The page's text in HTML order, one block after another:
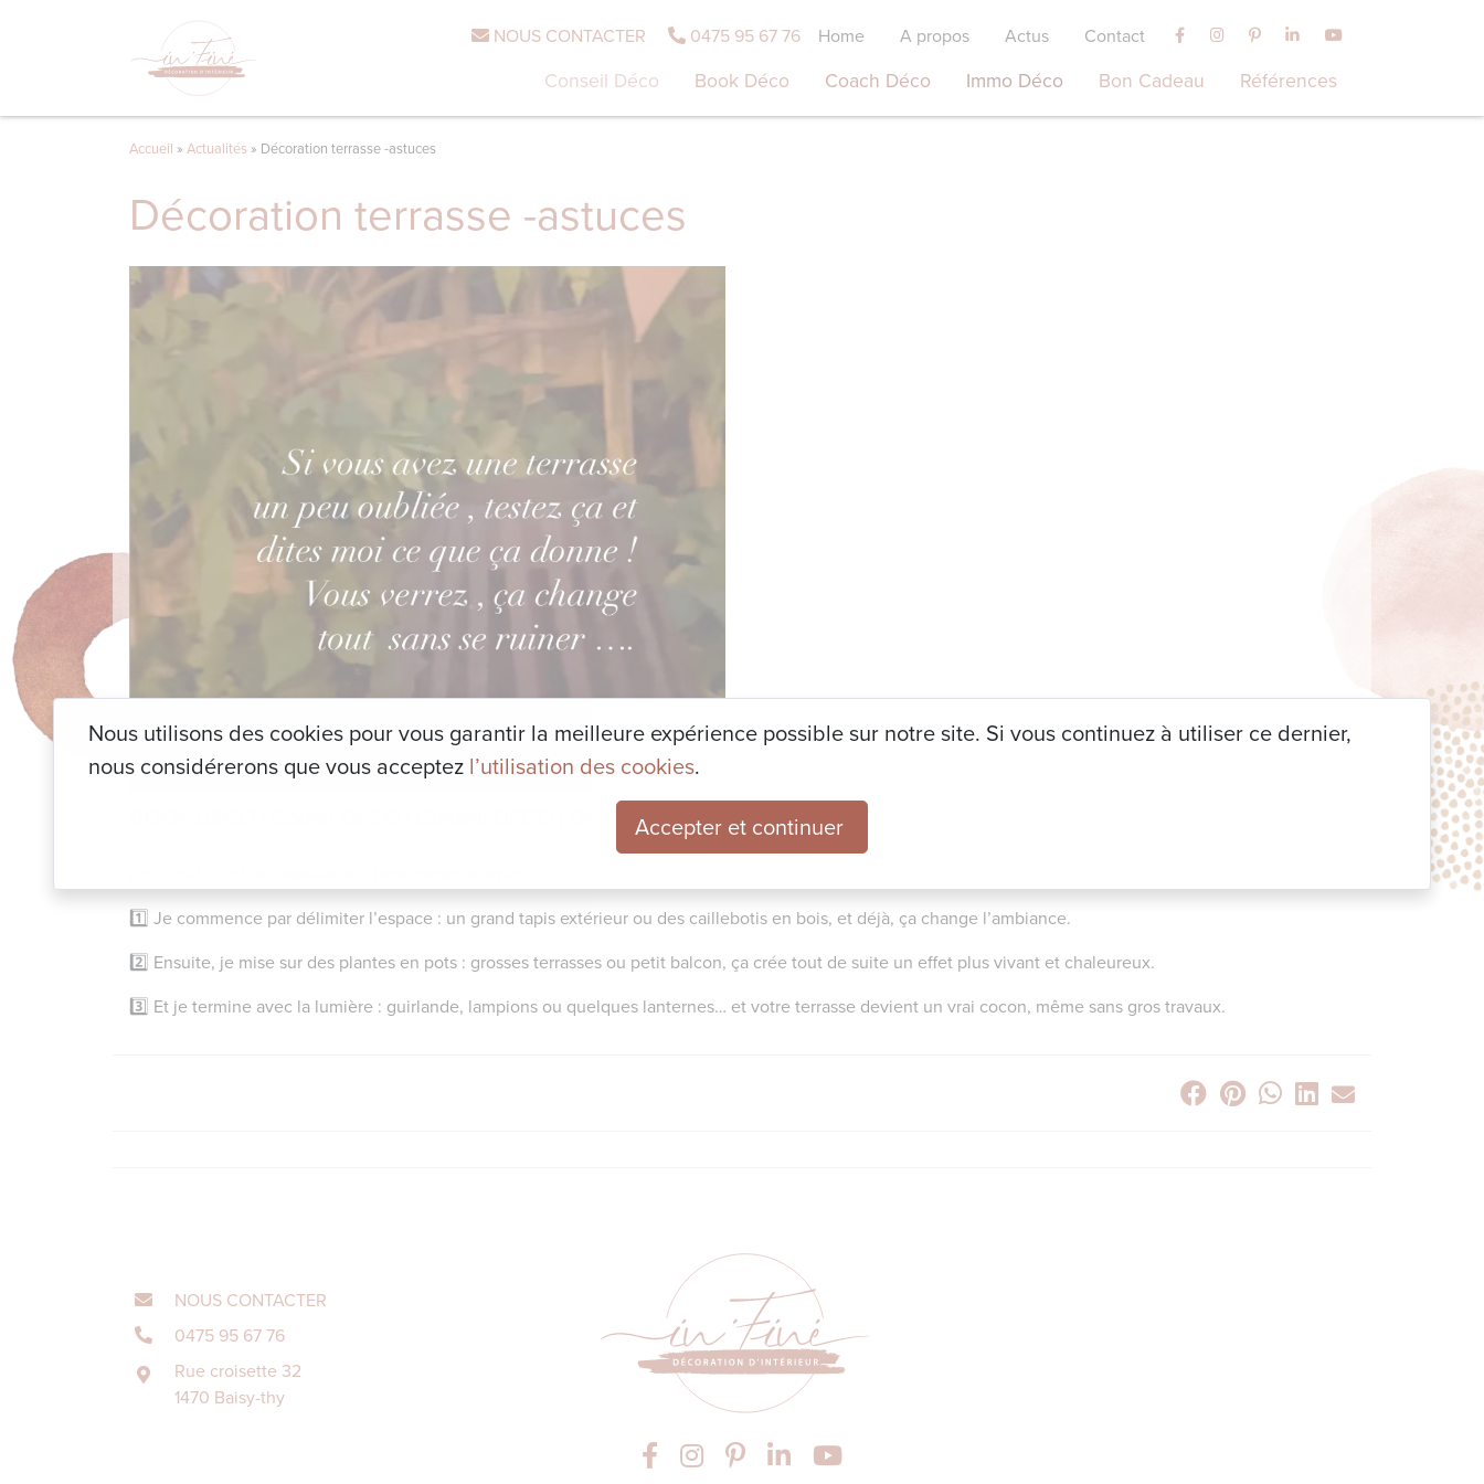
NOUS CONTACTER 0475 95 67 76
Conseil Déco Book Déco Coach Déco Immo Déco Bon Cadeau Références
Home A propos Actus Contact
Accueil » Actualités » Décoration terrasse -astuces
Décoration terrasse -astuces
Décoration événementielle|
1️⃣ Je commence par délimiter l’espace : un grand tapis extérieur ou des caillebotis en bois, et déjà, ça change l’ambiance.
2️⃣ Ensuite, je mise sur des plantes en pots : grosses terrasses ou petit balcon, ça crée tout de suite un effet plus vivant et chaleureux.
3️⃣ Et je termine avec la lumière : guirlande, lampions ou quelques lanternes… et votre terrasse devient un vrai cocon, même sans gros travaux.
NOUS CONTACTER
0475 95 67 76
Rue croisette 32
1470 Baisy-thy
Nous utilisons des cookies pour vous garantir la meilleure expérience possible sur notre site. Si vous continuez à utiliser ce dernier,
nous considérerons que vous acceptez l’utilisation des cookies.
Accepter et continuer